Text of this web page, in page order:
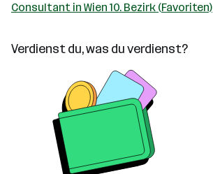
Consultant in Wien 10. Bezirk (Favoriten)
Verdienst du, was du verdienst?